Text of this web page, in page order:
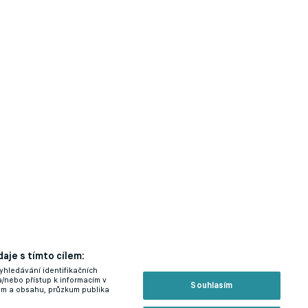
s tímto cílem:
identifikačních
přístup k informacím v
a obsahu, průzkum publika
Souhlasím